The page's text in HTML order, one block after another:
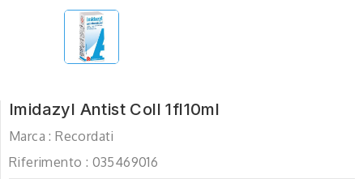
Imidazyl Antist Coll 1fl10ml
Marca : Recordati
Riferimento : 035469016